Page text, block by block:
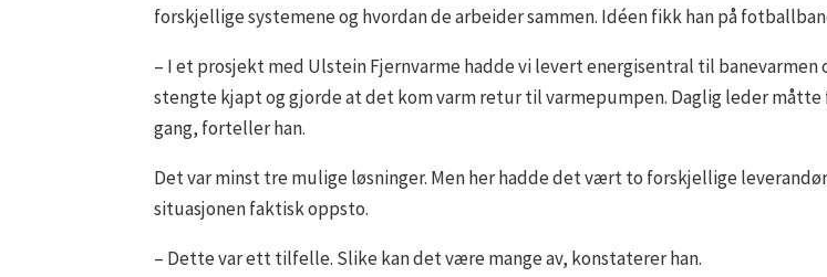
forskjellige systemene og hvordan de arbeider sammen. Idéen fikk han på
– I et prosjekt med Ulstein Fjernvarme hadde vi levert energisentral til
stengte kjapt og gjorde at det kom varm retur til varmepumpen. Daglig leder
gang, forteller han.
Det var minst tre mulige løsninger. Men her hadde det vært to forskjellige
situasjonen faktisk oppsto.
– Dette var ett tilfelle. Slike kan det være mange av, konstaterer han.